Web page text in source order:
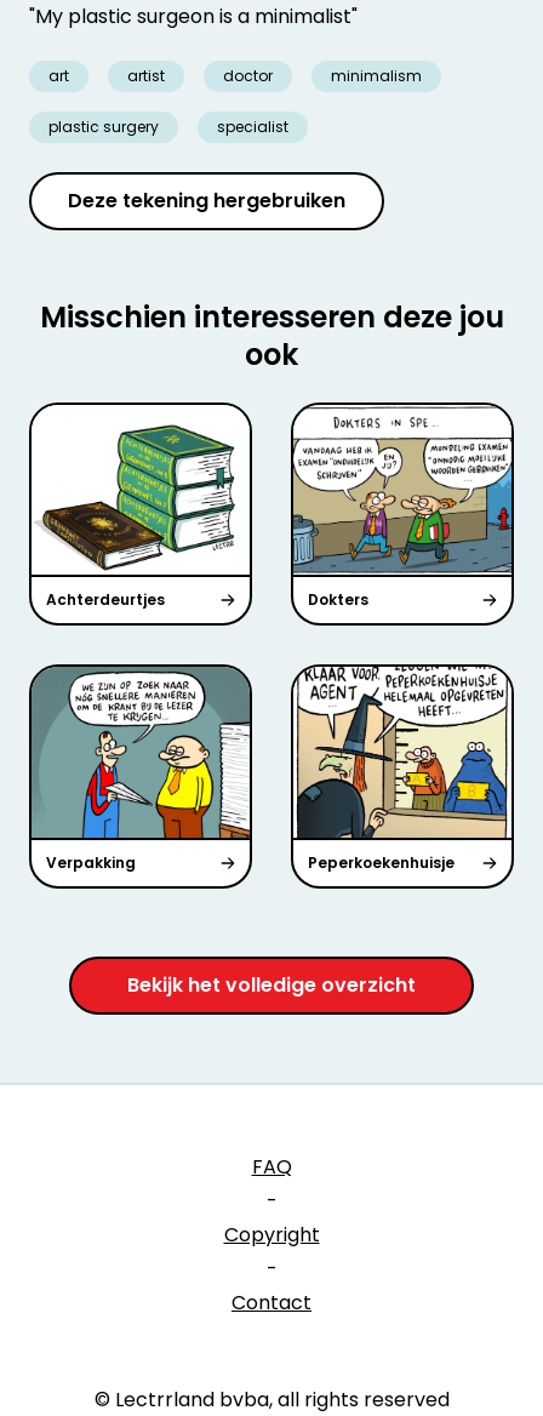
"My plastic surgeon is a minimalist"
art artist doctor minimalism
plastic surgery specialist
Deze tekening hergebruiken
Misschien interesseren deze jou
ook
Achterdeurtjes Dokters
Verpakking Peperkoekenhuisje
Bekijk het volledige overzicht
FAQ
-
Copyright
-
Contact
© Lectrrland bvba, all rights reserved